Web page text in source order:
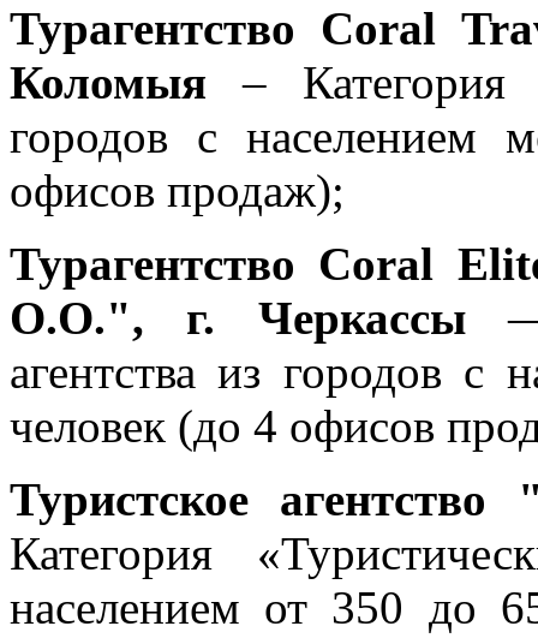
Турагентство Coral
Коломыя – Категория
городов с населением
офисов продаж);
Турагентство Coral
О.О.", г. Черкассы—
агентства из городов с
человек (до 4 офисов
Туристское
Категория
населением от 350 до